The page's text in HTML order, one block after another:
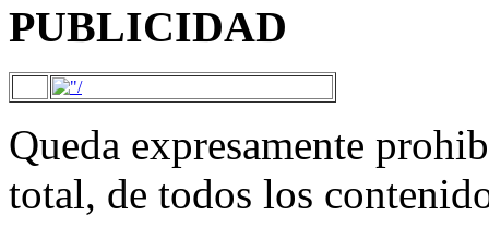
PUBLICIDAD
Queda expresamente
total, de todos los